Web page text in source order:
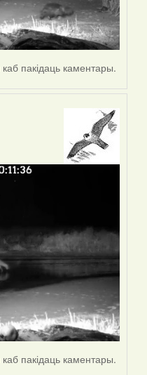
каб пакідаць каментары.
каб пакідаць каментары.